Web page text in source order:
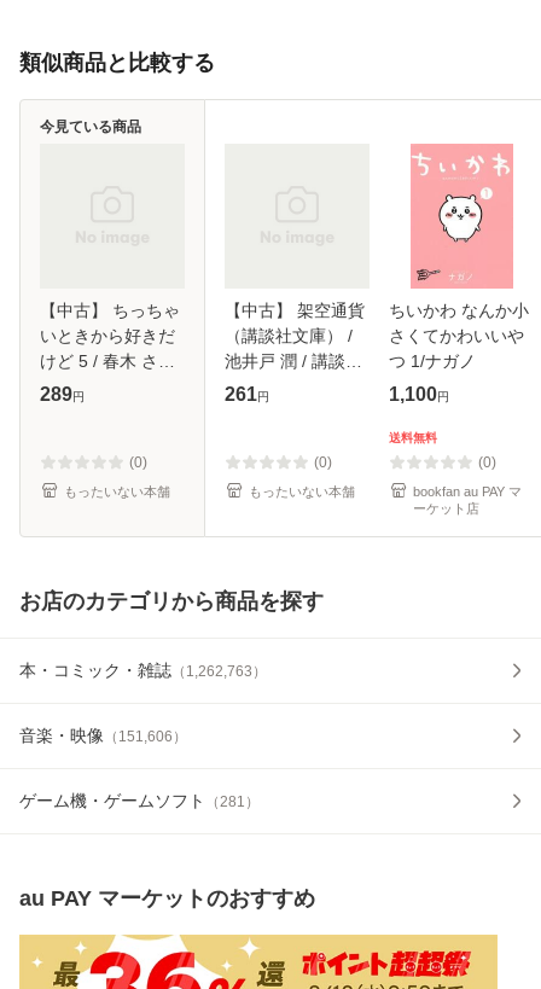
類似商品と比較する
【中古】 ちっちゃ
いときから好きだ
けど 5 / 春木 さき /
講談社 [コミック]
289円
(0)
もったいない本舗
今見ている商品
【中古】 架空通貨
（講談社文庫） /
池井戸 潤 / 講談社
[文庫]【メール便送
261円
(0)
もったいない本舗
ちいかわ なんか小
さくてかわいいや
つ 1/ナガノ
1,100円
送料無料
(0)
bookfan au PAY マ
ーケット店
お店のカテゴリから商品を探す
本・コミック・雑誌 （ 1,262,763 ）
音楽・映像 （ 151,606 ）
ゲーム機・ゲームソフト （281 ）
au PAY マーケットのおすすめ